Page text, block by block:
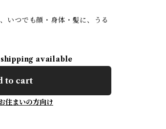
いつでも顔・身体・髪に、うる
available
to cart
住まいの方向け